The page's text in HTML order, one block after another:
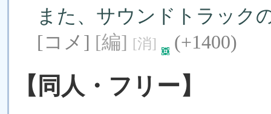
また、サウンドトラック
[コメ] [編] [消] (+1400)
【同人・フリー】